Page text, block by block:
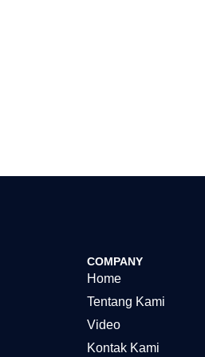
COMPANY
Home
Tentang Kami
Video
Kontak Kami